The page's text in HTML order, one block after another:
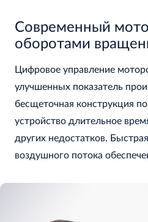
Современный
оборотами
Цифровое управление
улучшенных показатель
бесщеточная конструкция
устройство длительное
других недостатков.
воздушного потока